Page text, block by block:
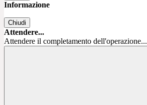
Informazione
Chiudi
Attendere...
Attendere il completamento dell'operazione...